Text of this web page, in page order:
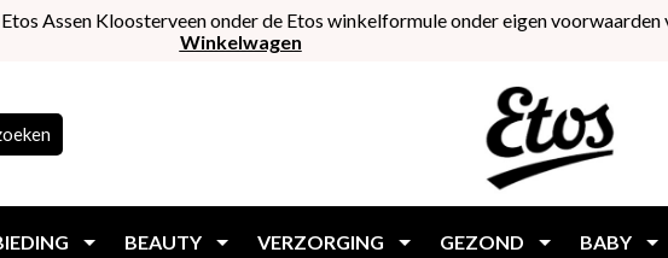
Assen Kloosterveen onder de Etos winkelformule onder eigen voorwaarden
Winkelwagen
BEAUTY VERZORGING GEZOND BABY